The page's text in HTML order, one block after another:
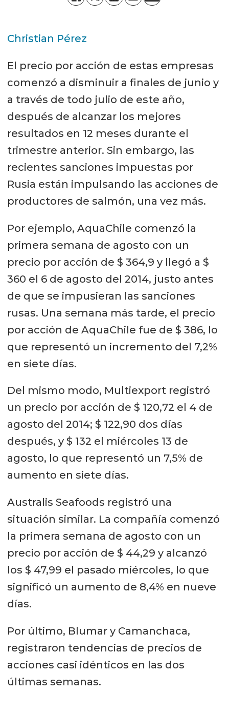
Christian Pérez
El precio por acción de estas empresas
comenzó a disminuir a finales de junio y
a través de todo julio de este año,
después de alcanzar los mejores
resultados en 12 meses durante el
trimestre anterior. Sin embargo, las
recientes sanciones impuestas por
Rusia están impulsando las acciones de
productores de salmón, una vez más.
Por ejemplo, AquaChile comenzó la
primera semana de agosto con un
precio por acción de $ 364,9 y llegó a $
360 el 6 de agosto del 2014, justo antes
de que se impusieran las sanciones
rusas. Una semana más tarde, el precio
por acción de AquaChile fue de $ 386, lo
que representó un incremento del 7,2%
en siete días.
Del mismo modo, Multiexport registró
un precio por acción de $ 120,72 el 4 de
agosto del 2014; $ 122,90 dos días
después, y $ 132 el miércoles 13 de
agosto, lo que representó un 7,5% de
aumento en siete días.
Australis Seafoods registró una
situación similar. La compañía comenzó
la primera semana de agosto con un
precio por acción de $ 44,29 y alcanzó
los $ 47,99 el pasado miércoles, lo que
significó un aumento de 8,4% en nueve
días.
Por último, Blumar y Camanchaca,
registraron tendencias de precios de
acciones casi idénticos en las dos
últimas semanas.